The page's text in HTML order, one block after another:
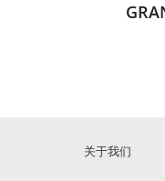
关于我们